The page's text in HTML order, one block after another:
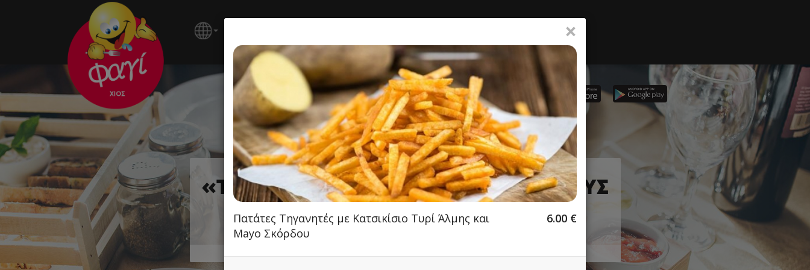
«ΤΟ ΠΑΚΕΤΟ» PROJECT BY ΒΡΑΔΥΠΟΥΣ
Fast Food, Μαγειρευτό, Burger
5.00
Αγ. Γεωργίου 20 Φρούριο, Χίος
×
Πατάτες Τηγανητές με Κατσικίσιο Τυρί Άλμης και
Mayo Σκόρδου
6.00 €